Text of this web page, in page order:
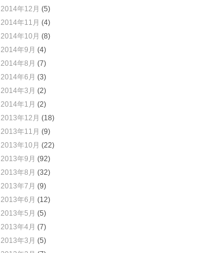
2014年12月 (5)
2014年11月 (4)
2014年10月 (8)
2014年9月 (4)
2014年8月 (7)
2014年6月 (3)
2014年3月 (2)
2014年1月 (2)
2013年12月 (18)
2013年11月 (9)
2013年10月 (22)
2013年9月 (92)
2013年8月 (32)
2013年7月 (9)
2013年6月 (12)
2013年5月 (5)
2013年4月 (7)
2013年3月 (5)